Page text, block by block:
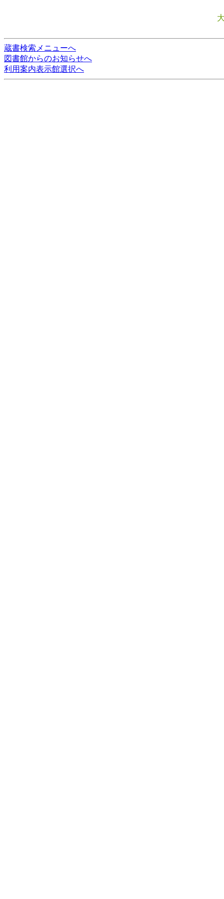
蔵書検索メニューへ
図書館からのお知らせへ
利用案内表示館選択へ